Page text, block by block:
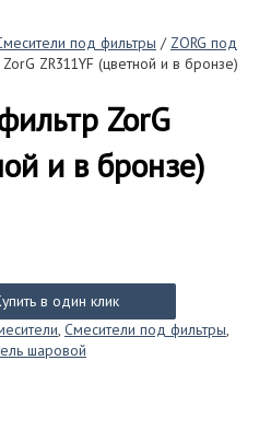
под фильтры / ZORG под
ZR311YF (цветной и в бронзе)
ZorG
и в бронзе)
в один клик
, Смесители под фильтры,
шаровой